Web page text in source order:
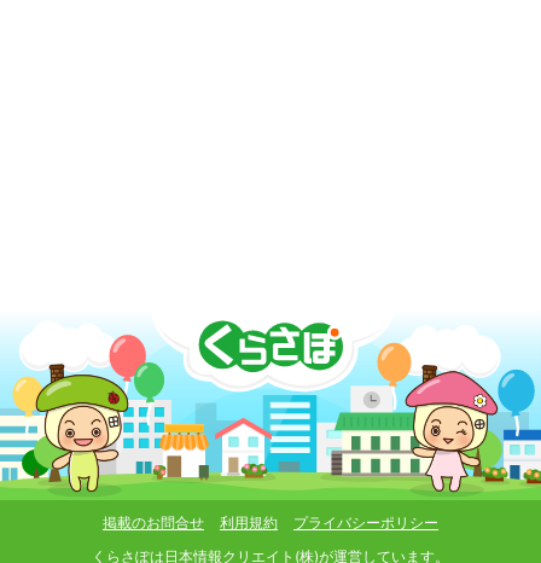
掲載のお問合せ 利用規約
プライバシーポリシー
くらさぽは 日本情報クリエイト(株)が運営しています。